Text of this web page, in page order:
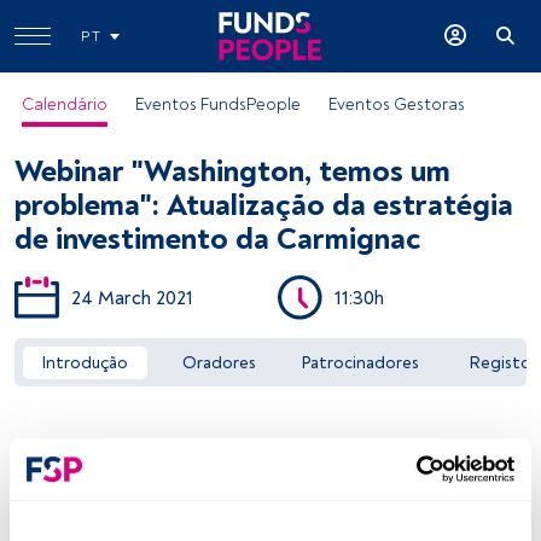
PT
Calendário Eventos FundsPeople Eventos Gestoras
Aceder a FundsPeople
Webinar "Washington, temos um
problema": Atualização da estratégia
de investimento da Carmignac
24 March 2021 11:30h
Introdução Oradores Patrocinadores Registo